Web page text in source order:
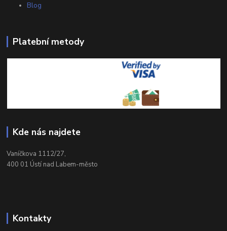
Blog
Platební metody
Kde nás najdete
Vaníčkova 1112/27,
400 01 Ústí nad Labem-město
Kontakty